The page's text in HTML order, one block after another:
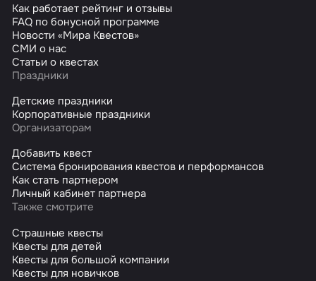
Как работает рейтинг и отзывы
FAQ по бонусной программе
Новости «Мира Квестов»
СМИ о нас
Статьи о квестах
Праздники
Детские праздники
Корпоративные праздники
Организаторам
Добавить квест
Система бронирования квестов и перформансов
Как стать партнером
Личный кабинет партнера
Также смотрите
Страшные квесты
Квесты для детей
Квесты для большой компании
Квесты для новичков